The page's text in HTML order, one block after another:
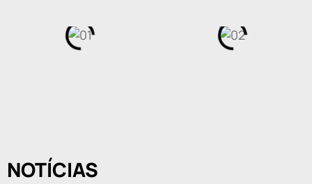
NOTÍCIAS